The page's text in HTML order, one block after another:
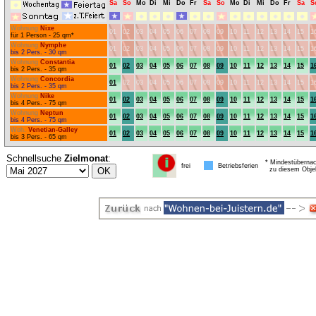
Sa So Mo Di Mi Do Fr Sa So Mo Di Mi Do Fr Sa
Wohnung Nixe
für 1 Person - 25 qm*
01 02 03 04 05 06 07 08 09 10 11 12 13 14 15
Wohnung Nymphe
bis 2 Pers. - 30 qm
01 02 03 04 05 06 07 08 09 10 11 12 13 14 15
Wohnung Constantia
bis 2 Pers. - 35 qm
01 02 03 04 05 06 07 08 09 10 11 12 13 14 15
Wohnung Concordia
bis 2 Pers. - 35 qm
01 02 03 04 05 06 07 08 09 10 11 12 13 14 15
Wohnung Nike
bis 4 Pers. - 75 qm
01 02 03 04 05 06 07 08 09 10 11 12 13 14 15
Wohnung Neptun
bis 4 Pers. - 75 qm
01 02 03 04 05 06 07 08 09 10 11 12 13 14 15
Woh. Venetian-Galley
bis 3 Pers. - 65 qm
01 02 03 04 05 06 07 08 09 10 11 12 13 14 15
Schnellsuche Zielmonat:
frei Betriebsferien
*
zu diesem